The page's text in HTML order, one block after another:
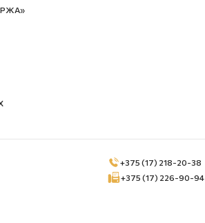
+375 (17) 218-20-38
+375 (17) 226-90-94